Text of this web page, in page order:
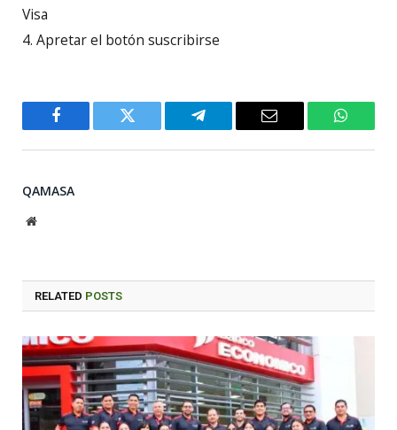
Visa
4. Apretar el botón suscribirse
Facebook Twitter Telegram Email
QAMASA
Website
RELATED POSTS